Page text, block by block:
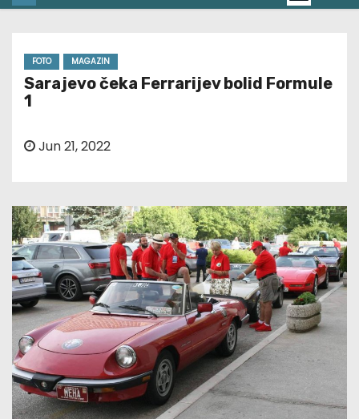
FOTO MAGAZIN
Sarajevo čeka Ferrarijev bolid Formule
1
Jun 21, 2022